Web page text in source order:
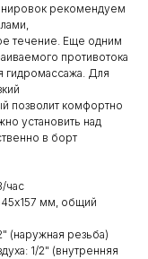
рекомендуем
течение. Еще одним
противотока
гидромассажа. Для
позволит комфортно
установить над
в борт
час
мм, общий
(наружная резьба)
1/2" (внутренняя